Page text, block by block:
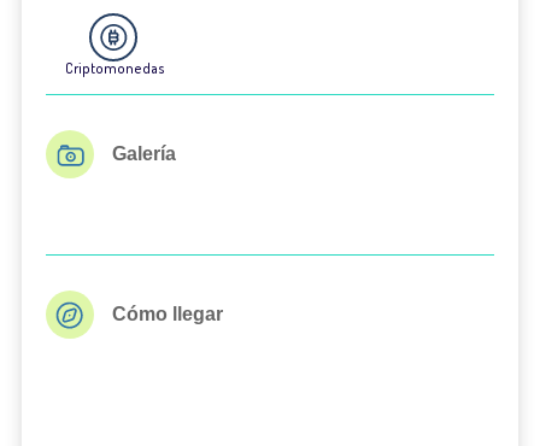
Criptomonedas
Galería
Cómo llegar